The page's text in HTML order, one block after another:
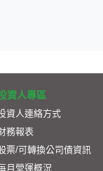
資人專區
資人連絡方式
務報表
票/可轉換公司債資訊
月營運概況